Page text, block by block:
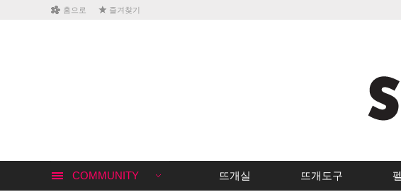
홈으로 즐겨찾기
COMMUNITY 뜨개실 뜨개도구